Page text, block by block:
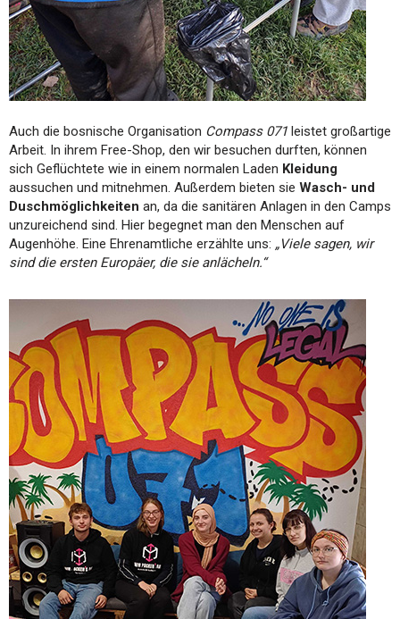
Auch die bosnische Organisation Compass 071 leistet großartige
Arbeit. In ihrem Free-Shop, den wir besuchen durften, können
sich Geflüchtete wie in einem normalen Laden Kleidung
aussuchen und mitnehmen. Außerdem bieten sie Wasch- und
Duschmöglichkeiten an, da die sanitären Anlagen in den Camps
unzureichend sind. Hier begegnet man den Menschen auf
Augenhöhe. Eine Ehrenamtliche erzählte uns: „Viele sagen, wir
sind die ersten Europäer, die sie anlächeln.“